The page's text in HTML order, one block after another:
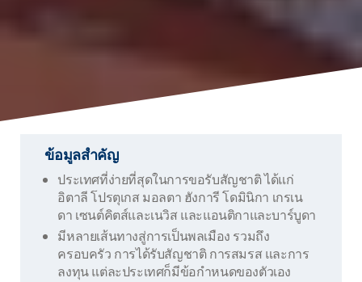
ข้อมูลสำคัญ
ประเทศที่ง่ายที่สุดในการขอรับสัญชาติ ได้แก่
อิตาลี โปรตุเกส มอลตา ฮังการี โดมินิกา เกรเน
ดา เซนต์คิตส์และเนวิส และแอนติกาและบาร์บูดา
มีหลายเส้นทางสู่การเป็นพลเมือง รวมถึง
ครอบครัว การได้รับสัญชาติ การสมรส และการ
ลงทุน แต่ละประเทศก็มีข้อกำหนดของตัวเอง